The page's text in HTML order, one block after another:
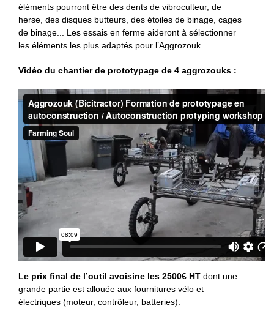
éléments pourront être des dents de vibroculteur, de
herse, des disques butteurs, des étoiles de binage, cages
de binage... Les essais en ferme aideront à sélectionner
les éléments les plus adaptés pour l’Aggrozouk.
Vidéo du chantier de prototypage de 4 aggrozouks :
Le prix final de l’outil avoisine les 2500€ HT dont une
grande partie est allouée aux fournitures vélo et
électriques (moteur, contrôleur, batteries).